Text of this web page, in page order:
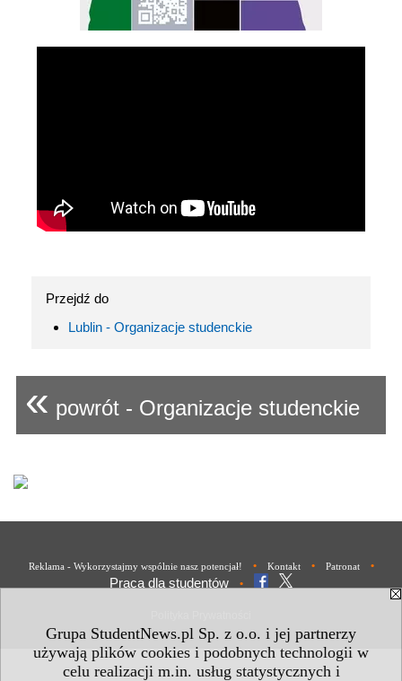
Grupa StudentNews.pl Sp. z o.o. i jej partnerzy
używają plików cookies i podobnych technologii w
celu realizacji m.in. usług statystycznych i
Przejdź do
Lublin - Organizacje studenckie
« powrót - Organizacje studenckie
Reklama - Wykorzystajmy wspólnie nasz potencjał! • Kontakt • Patronat •
Praca dla studentów •